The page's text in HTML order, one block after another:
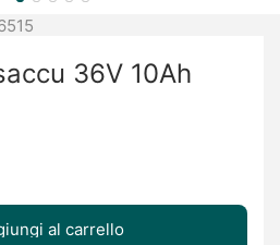
36V 10Ah
al carrello